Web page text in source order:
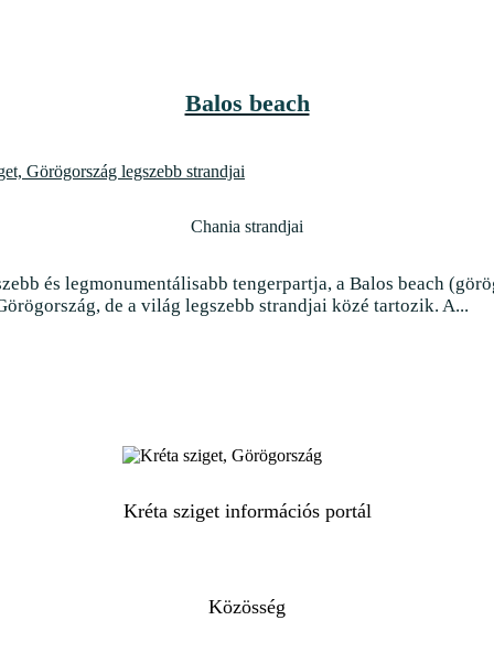
Balos beach
Chania strandjai
és legmonumentálisabb tengerpartja, a Balos beach
de a világ legszebb strandjai közé tartozik. A...
Kréta sziget információs portál
Közösség